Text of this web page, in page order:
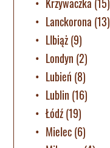
Lanckorona (13)
LIbiąż(9)
Londyn (2)
Lubień (8)
Lublin (16)
Łódź(19)
Mielec(6)